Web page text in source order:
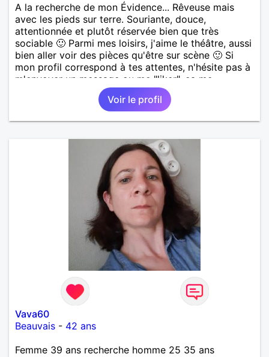
A la recherche de mon Évidence... Rêveuse mais
avec les pieds sur terre. Souriante, douce,
attentionnée et plutôt réservée bien que très
sociable 🙂 Parmi mes loisirs, j'aime le théâtre, aussi
bien aller voir des pièces qu'être sur scène 🙂 Si
mon profil correspond à tes attentes, n'hésite pas à
m'envoyer un message ou me "liker", ça me
permettra d'oser franchir le pas vers toi plus
Voir le profil
Vava60
Beauvais - 42 ans
Femme 39 ans recherche homme 25 35 ans